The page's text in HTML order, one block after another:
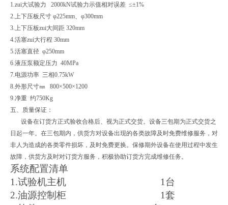
1.zui大试验力 2000kN试验力示值相对误差 ≤±1%
2.上下压板尺寸 φ225mm、φ300mm
3.上下压板zui大间距 320mm
4.活塞zui大行程 30mm
5.活塞直径 φ250mm
6.液压泵额定压力 40MPa
7.电源功率 三相0.75kW
8.外形尺寸㎜ 800×500×1200
9.净重 约750Kg
五、质量保证：
设备在订货方正式验收合格后、视为正式交货。设备三包期为正式交货之
日起一年。在三包期内，供货方对设备出现的各类故障及时免费维修服务，对
非人为造成的各类零件损坏，及时免费更换。保修期外设备在使用过程中发生
故障，供货方及时对订货方服务，积极协助订货方完成维修任务。
系统配置清单
1.试验机主机
1台
2.油源控制柜
1套